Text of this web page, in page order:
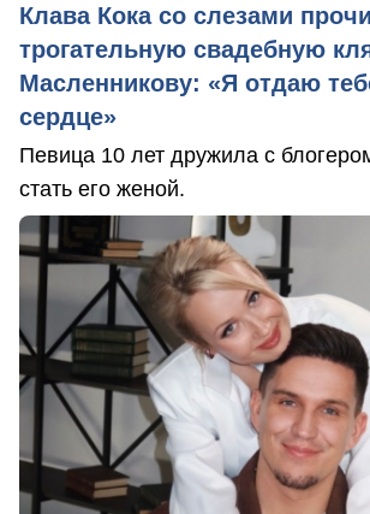
Клава Кока со слезами
трогательную свадебную
Масленникову: «Я отдаю
сердце»
Певица 10 лет дружила с
стать его женой.